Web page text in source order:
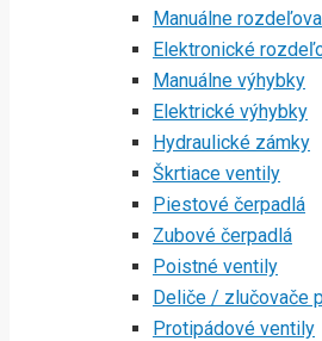
Manuálne
Elektronické
Manuálne výhybky
Elektrické výhybky
Hydraulické zámky
Škrtiace ventily
Piestové čerpadlá
Zubové čerpadlá
Poistné ventily
Deliče / zlučovače
Protipádové ventily